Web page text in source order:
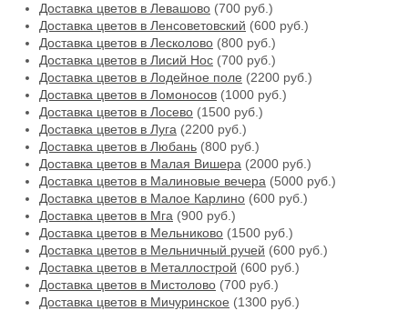
Доставка цветов в Левашово (700 руб.)
Доставка цветов в Ленсоветовский (600 руб.)
Доставка цветов в Лесколово (800 руб.)
Доставка цветов в Лисий Нос (700 руб.)
Доставка цветов в Лодейное поле (2200 руб.)
Доставка цветов в Ломоносов (1000 руб.)
Доставка цветов в Лосево (1500 руб.)
Доставка цветов в Луга (2200 руб.)
Доставка цветов в Любань (800 руб.)
Доставка цветов в Малая Вишера (2000 руб.)
Доставка цветов в Малиновые вечера (5000 руб.)
Доставка цветов в Малое Карлино (600 руб.)
Доставка цветов в Мга (900 руб.)
Доставка цветов в Мельниково (1500 руб.)
Доставка цветов в Мельничный ручей (600 руб.)
Доставка цветов в Металлострой (600 руб.)
Доставка цветов в Мистолово (700 руб.)
Доставка цветов в Мичуринское (1300 руб.)